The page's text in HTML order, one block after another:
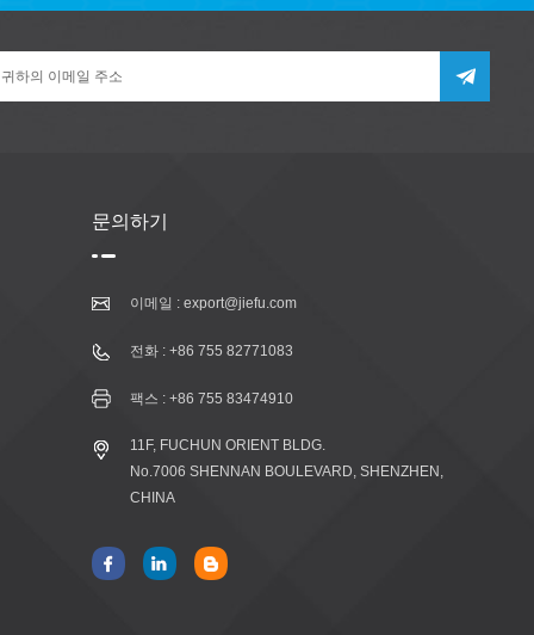
문의하기
이메일 : export@jiefu.com
전화 : +86 755 82771083
팩스 : +86 755 83474910
11F, FUCHUN ORIENT BLDG.
No.7006 SHENNAN BOULEVARD, SHENZHEN,
CHINA